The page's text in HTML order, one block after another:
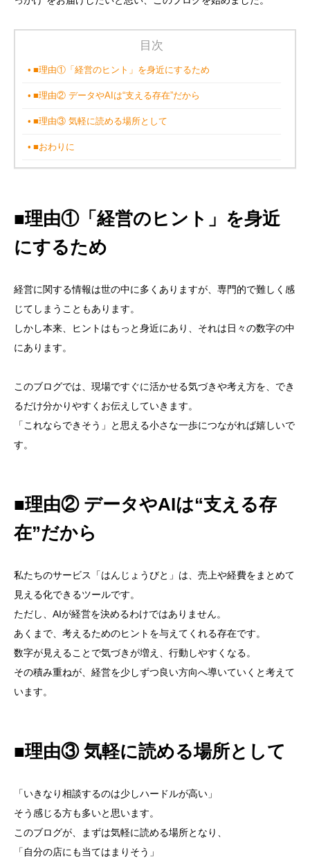
目次
■理由①「経営のヒント」を身近にするため
■理由② データやAIは“支える存在”だから
■理由③ 気軽に読める場所として
■おわりに
■理由①「経営のヒント」を身近
にするため
経営に関する情報は世の中に多くありますが、専門的で難しく感
じてしまうこともあります。
しかし本来、ヒントはもっと身近にあり、それは日々の数字の中
にあります。
このブログでは、現場ですぐに活かせる気づきや考え方を、でき
るだけ分かりやすくお伝えしていきます。
「これならできそう」と思える小さな一歩につながれば嬉しいで
す。
■理由② データやAIは“支える存
在”だから
私たちのサービス「はんじょうびと」は、売上や経費をまとめて
見える化できるツールです。
ただし、AIが経営を決めるわけではありません。
あくまで、考えるためのヒントを与えてくれる存在です。
数字が見えることで気づきが増え、行動しやすくなる。
その積み重ねが、経営を少しずつ良い方向へ導いていくと考えて
います。
■理由③ 気軽に読める場所として
「いきなり相談するのは少しハードルが高い」
そう感じる方も多いと思います。
このブログが、まずは気軽に読める場所となり、
「自分の店にも当てはまりそう」